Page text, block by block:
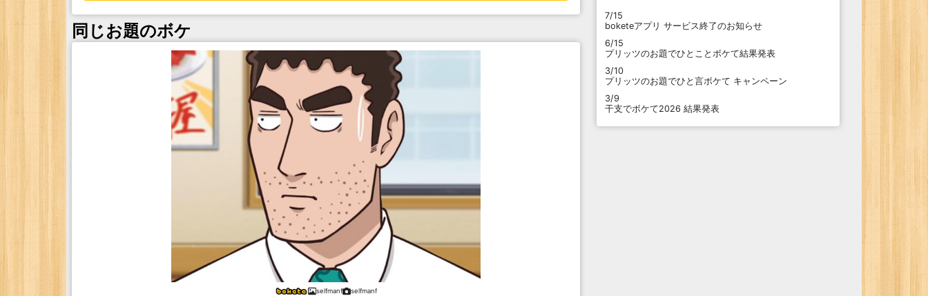
同じお題のボケ
selfmanf selfmanf
7/15
boketeアプリ サービス終了のお知らせ
6/15
プリッツのお題でひとことボケて結果発表
3/10
プリッツのお題でひと言ボケて キャンペーン
3/9
干支でボケて2026 結果発表